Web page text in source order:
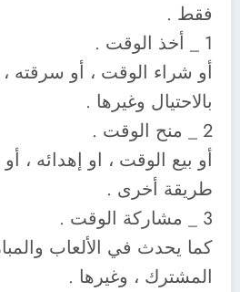
فقط .
1 _ أخذ الوقت .
أو شراء الوقت ، أو سرقته
بالاحتيال وغيرها .
2 _ منح الوقت .
أو بيع الوقت ، او إهدائه ،
طريقة أخرى .
3 _ مشاركة الوقت .
كما يحدث في الألعاب
المشترك ، وغيرها .